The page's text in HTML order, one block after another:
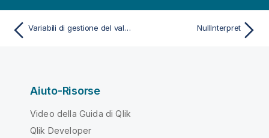
Variabili di gestione del valore NullInterpret
Aiuto-Risorse
Video della Guida di Qlik
Qlik Developer